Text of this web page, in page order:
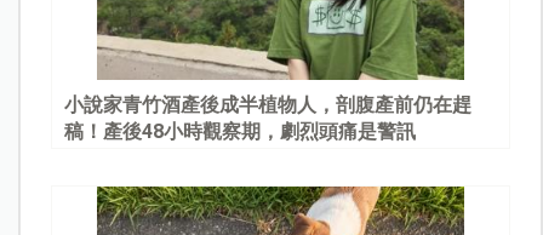
小說家青竹酒產後成半植物人，剖腹產前仍在趕
稿！產後48小時觀察期，劇烈頭痛是警訊